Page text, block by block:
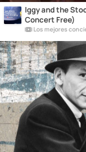
Iggy and the
Concert Free)
Los mejores